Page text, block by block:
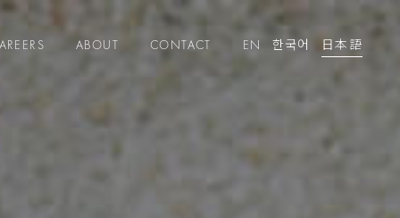
ABOUT CONTACT EN 한국어 日本語